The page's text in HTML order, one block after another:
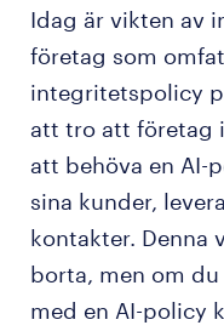
Idag är vikten av
företag som
integritetspolicy
att tro att företag
att behöva en AI-
sina kunder,
kontakter. Denna
borta, men om
med en AI-policy